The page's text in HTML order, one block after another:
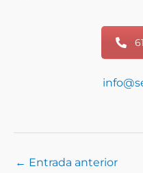
← Entrada anterior